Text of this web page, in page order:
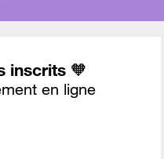
inscrits 🧡
en ligne